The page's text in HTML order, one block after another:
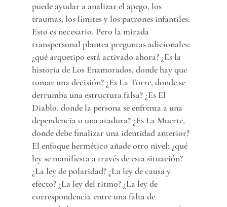
puede ayudar a analizar el apego, los
traumas, los límites y los patrones infantiles.
Esto es necesario. Pero la mirada
transpersonal plantea preguntas adicionales:
¿qué arquetipo está activado ahora? ¿Es la
historia de Los Enamorados, donde hay que
tomar una decisión? ¿Es La Torre, donde se
derrumba una estructura falsa? ¿Es El
Diablo, donde la persona se enfrenta a una
dependencia o una atadura? ¿Es La Muerte,
donde debe finalizar una identidad anterior?
El enfoque hermético añade otro nivel: ¿qué
ley se manifiesta a través de esta situación?
¿La ley de polaridad? ¿La ley de causa y
efecto? ¿La ley del ritmo? ¿La ley de
correspondencia entre una falta de